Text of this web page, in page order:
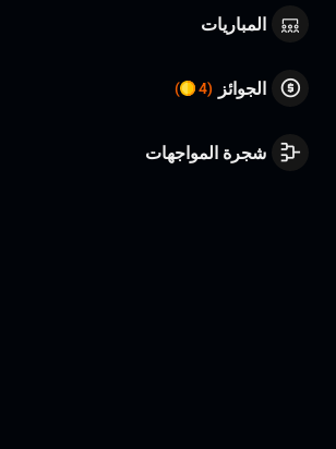
المباريات
الجوائز (4
)
شجرة المواجهات